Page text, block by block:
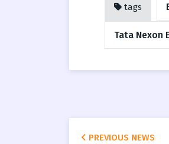
tags
Tata Nexon
PREVIOUS NEWS